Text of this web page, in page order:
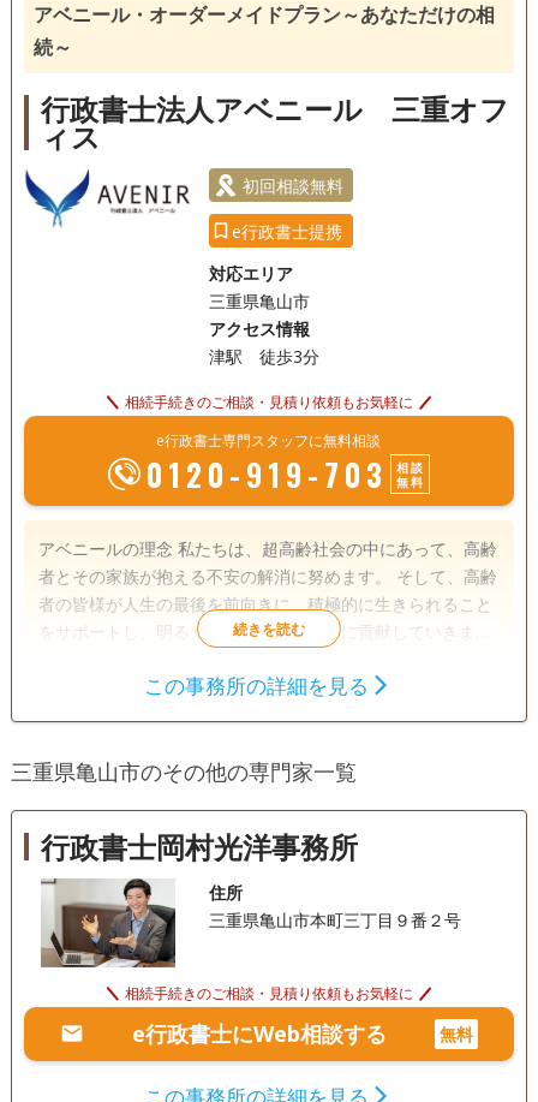
アベニール・オーダーメイドプラン～あなただけの相
続～
行政書士法人アベニール 三重オフ
ィス
初回相談無料
e行政書士提携
対応エリア
三重県亀山市
アクセス情報
津駅 徒歩3分
相続手続きのご相談・見積り依頼もお気軽に
e行政書士専門スタッフに無料相談
0120-919-703
相談
無料
アベニールの理念 私たちは、超高齢社会の中にあって、高齢
者とその家族が抱える不安の解消に努めます。 そして、高齢
者の皆様が人生の最後を前向きに、積極的に生きられること
をサポートし、明るく元気な社会づくりに貢献していきま
書士が複数人所属しております。 誰に相談したらいいかわか
連携サポートにも力を入れているため、アベニールがお客様
遺産分割
相続人調査
初回相談無料
この事務所の詳細を見る
三重県亀山市のその他の専門家一覧
行政書士岡村光洋事務所
住所
三重県亀山市本町三丁目９番２号
相続手続きのご相談・見積り依頼もお気軽に
e行政書士にWeb相談する 無料